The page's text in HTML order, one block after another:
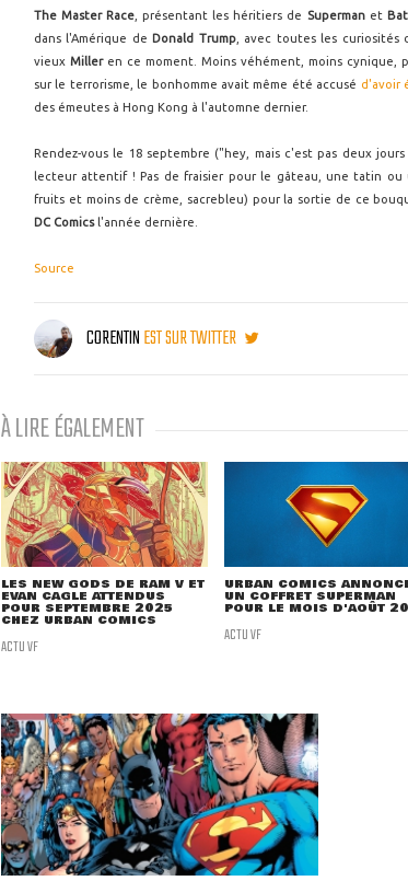
The Master Race , présentant les héritiers de Supermanet
dans l'Amérique de Donald Trump, avec toutes les curiosités
vieux Milleren ce moment. Moins véhément, moins cynique,
sur le terrorisme, le bonhomme avait même été accusé d'avoir
des émeutes à Hong Kong à l'automne dernier.
Rendez-vous le 18 septembre ("hey, mais c'est pas deux
lecteur attentif ! Pas de fraisier pour le gâteau, une tatin ou
fruits et moins de crème, sacrebleu) pour la sortie de ce
DC Comicsl'année dernière.
Source
CORENTINEST SUR TWITTER
À LIRE ÉGALEMENT
LES NEW GODS DE RAM V ET
EVAN CAGLE ATTENDUS
POUR SEPTEMBRE 2025
CHEZ URBAN COMICS
ACTU VF
URBAN COMICS
UN COFFRET SUPERMAN
POUR LE MOIS D'AOÛT
ACTU VF